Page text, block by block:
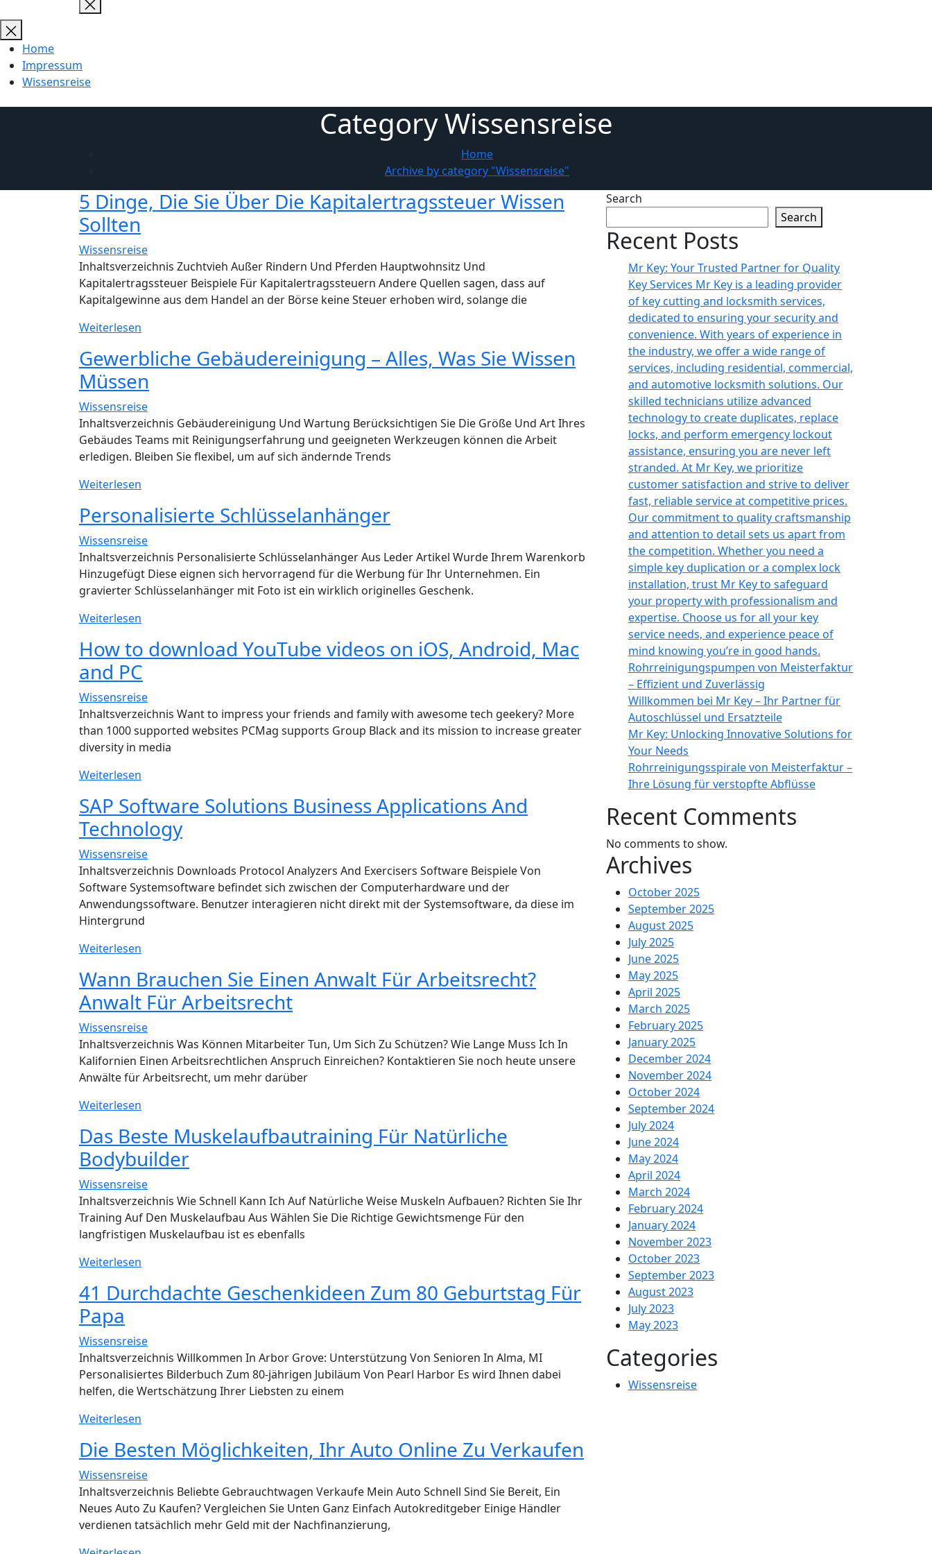
Home
Impressum
Wissensreise
Category Wissensreise
Home
Archive by category "Wissensreise"
5 Dinge, Die Sie Über Die Kapitalertragssteuer Wissen
Sollten
Wissensreise
Inhaltsverzeichnis Zuchtvieh Außer Rindern Und Pferden Hauptwohnsitz Und
Kapitalertragssteuer Beispiele Für Kapitalertragssteuern Andere Quellen sagen, dass auf
Kapitalgewinne aus dem Handel an der Börse keine Steuer erhoben wird, solange die
Weiterlesen
Die
Sie
Über
Die
Kapitalertragssteuer
Wissen
Sollten
Gewerbliche Gebäudereinigung – Alles, Was Sie Wissen
Müssen
Wissensreise
Inhaltsverzeichnis Gebäudereinigung Und Wartung Berücksichtigen Sie Die Größe Und Art Ihres
Gebäudes Teams mit Reinigungserfahrung und geeigneten Werkzeugen können die Arbeit
erledigen. Bleiben Sie flexibel, um auf sich ändernde Trends
Weiterlesen
–
Was
Sie
Wissen
Personalisierte Schlüsselanhänger
Wissensreise
Inhaltsverzeichnis Personalisierte Schlüsselanhänger Aus Leder Artikel Wurde Ihrem Warenkorb
Hinzugefügt Diese eignen sich hervorragend für die Werbung für Ihr Unternehmen. Ein
gravierter Schlüsselanhänger mit Foto ist ein wirklich originelles Geschenk.
Weiterlesen
How to download YouTube videos on iOS, Android, Mac
and PC
Wissensreise
Inhaltsverzeichnis Want to impress your friends and family with awesome tech geekery? More
than 1000 supported websites PCMag supports Group Black and its mission to increase greater
diversity in media
Weiterlesen
download
YouTube
videos
on
iOS,
Android,
Mac
and
SAP Software Solutions Business Applications And
Technology
Wissensreise
Inhaltsverzeichnis Downloads Protocol Analyzers And Exercisers Software Beispiele Von
Software Systemsoftware befindet sich zwischen der Computerhardware und der
Anwendungssoftware. Benutzer interagieren nicht direkt mit der Systemsoftware, da diese im
Hintergrund
Weiterlesen
Solutions
Business
Applications
And
Technology
Wann Brauchen Sie Einen Anwalt Für Arbeitsrecht?
Anwalt Für Arbeitsrecht
Wissensreise
Inhaltsverzeichnis Was Können Mitarbeiter Tun, Um Sich Zu Schützen? Wie Lange Muss Ich In
Kalifornien Einen Arbeitsrechtlichen Anspruch Einreichen? Kontaktieren Sie noch heute unsere
Anwälte für Arbeitsrecht, um mehr darüber
Weiterlesen
Sie
Einen
Anwalt
Für
Arbeitsrecht?
Anwalt
Für
Das Beste Muskelaufbautraining Für Natürliche
Bodybuilder
Wissensreise
Inhaltsverzeichnis Wie Schnell Kann Ich Auf Natürliche Weise Muskeln Aufbauen? Richten Sie Ihr
Training Auf Den Muskelaufbau Aus Wählen Sie Die Richtige Gewichtsmenge Für den
langfristigen Muskelaufbau ist es ebenfalls
Weiterlesen
Muskelaufbautraining
Bodybuilder
41 Durchdachte Geschenkideen Zum 80 Geburtstag Für
Papa
Wissensreise
Inhaltsverzeichnis Willkommen In Arbor Grove: Unterstützung Von Senioren In Alma, MI
Personalisiertes Bilderbuch Zum 80-jährigen Jubiläum Von Pearl Harbor Es wird Ihnen dabei
helfen, die Wertschätzung Ihrer Liebsten zu einem
Weiterlesen
Geschenkideen
80
Geburtstag
Für
Die Besten Möglichkeiten, Ihr Auto Online Zu Verkaufen
Wissensreise
Inhaltsverzeichnis Beliebte Gebrauchtwagen Verkaufe Mein Auto Schnell Sind Sie Bereit, Ein
Neues Auto Zu Kaufen? Vergleichen Sie Unten Ganz Einfach Autokreditgeber Einige Händler
verdienen tatsächlich mehr Geld mit der Nachfinanzierung,
Search
Search
Recent Posts
Mr Key: Your Trusted Partner for Quality
Key Services Mr Key is a leading provider
of key cutting and locksmith services,
dedicated to ensuring your security and
convenience. With years of experience in
the industry, we offer a wide range of
services, including residential, commercial,
and automotive locksmith solutions. Our
skilled technicians utilize advanced
technology to create duplicates, replace
locks, and perform emergency lockout
assistance, ensuring you are never left
stranded. At Mr Key, we prioritize
customer satisfaction and strive to deliver
fast, reliable service at competitive prices.
Our commitment to quality craftsmanship
and attention to detail sets us apart from
the competition. Whether you need a
simple key duplication or a complex lock
installation, trust Mr Key to safeguard
your property with professionalism and
expertise. Choose us for all your key
service needs, and experience peace of
mind knowing you’re in good hands.
Rohrreinigungspumpen von Meisterfaktur
– Effizient und Zuverlässig
Willkommen bei Mr Key – Ihr Partner für
Autoschlüssel und Ersatzteile
Mr Key: Unlocking Innovative Solutions for
Your Needs
Rohrreinigungsspirale von Meisterfaktur –
Ihre Lösung für verstopfte Abflüsse
Recent Comments
No comments to show.
Archives
October 2025
September 2025
August 2025
July 2025
June 2025
May 2025
April 2025
March 2025
February 2025
January 2025
December 2024
November 2024
October 2024
September 2024
July 2024
June 2024
May 2024
April 2024
March 2024
February 2024
January 2024
November 2023
October 2023
September 2023
August 2023
July 2023
May 2023
Categories
Wissensreise